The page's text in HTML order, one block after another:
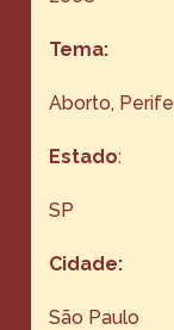
Tema:
Aborto,
Estado:
SP
Cidade:
São Paulo